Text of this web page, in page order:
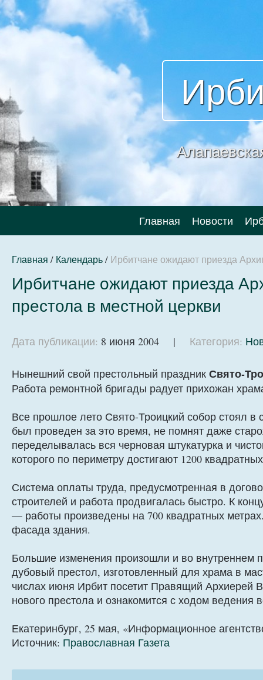
Главная Новости
Главная / Календарь/ Ирбитчане ожидают приезда
Ирбитчане ожидают приезда
престола в местной церкви
Дата публикации: 8 июня 2004 | Категория:
Нынешний свой престольный праздник Свято-
Работа ремонтной бригады радует прихожан
Все прошлое лето Свято-Троицкий собор стоял в
был проведен за это время, не помнят даже
переделывалась вся черновая штукатурка и
которого по периметру достигают 1200
Система оплаты труда, предусмотренная в
строителей и работа продвигалась быстро. К
— работы произведены на 700 квадратных
фасада здания.
Большие изменения произошли и во внутреннем
дубовый престол, изготовленный для храма в
числах июня Ирбит посетит Правящий Архиерей
нового престола и ознакомится с ходом ведения
Екатеринбург, 25 мая, «Информационное
Источник: Православная Газета